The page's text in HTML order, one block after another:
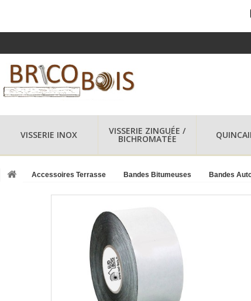
VISSERIE INOX VISSERIE ZINGUÉE /
BICHROMATÉE
Accessoires Terrasse Bandes Bitumeuses Bandes